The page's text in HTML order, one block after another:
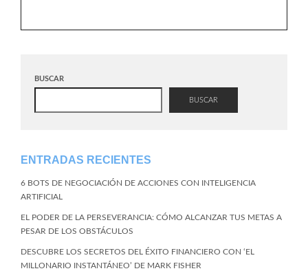
BUSCAR
BUSCAR
ENTRADAS RECIENTES
6 BOTS DE NEGOCIACIÓN DE ACCIONES CON INTELIGENCIA
ARTIFICIAL
EL PODER DE LA PERSEVERANCIA: CÓMO ALCANZAR TUS METAS A
PESAR DE LOS OBSTÁCULOS
DESCUBRE LOS SECRETOS DEL ÉXITO FINANCIERO CON ‘EL
MILLONARIO INSTANTÁNEO’ DE MARK FISHER